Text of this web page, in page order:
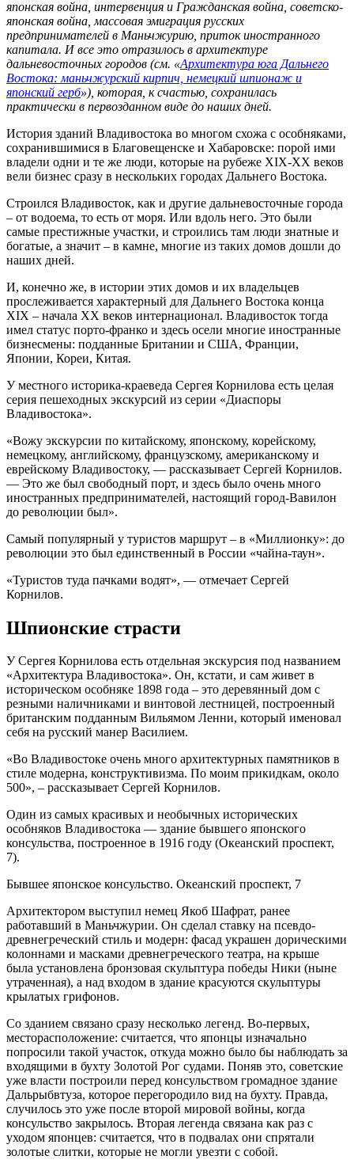
японская война, интервенция и Гражданская война, советско-
японская война, массовая эмиграция русских
предпринимателей в Маньчжурию, приток иностранного
капитала. И все это отразилось в архитектуре
дальневосточных городов (см. «Архитектура юга Дальнего
Востока: маньчжурский кирпич, немецкий шпионаж и
японский герб»), которая, к счастью, сохранилась
практически в первозданном виде до наших дней.
История зданий Владивостока во многом схожа с особняками,
сохранившимися в Благовещенске и Хабаровске: порой ими
владели одни и те же люди, которые на рубеже XIX-XX веков
вели бизнес сразу в нескольких городах Дальнего Востока.
Строился Владивосток, как и другие дальневосточные города
– от водоема, то есть от моря. Или вдоль него. Это были
самые престижные участки, и строились там люди знатные и
богатые, а значит – в камне, многие из таких домов дошли до
наших дней.
И, конечно же, в истории этих домов и их владельцев
прослеживается характерный для Дальнего Востока конца
XIX – начала XX веков интернационал. Владивосток тогда
имел статус порто-франко и здесь осели многие иностранные
бизнесмены: подданные Британии и США, Франции,
Японии, Кореи, Китая.
У местного историка-краеведа Сергея Корнилова есть целая
серия пешеходных экскурсий из серии «Диаспоры
Владивостока».
«Вожу экскурсии по китайскому, японскому, корейскому,
немецкому, английскому, французскому, американскому и
еврейскому Владивостоку, — рассказывает Сергей Корнилов.
— Это же был свободный порт, и здесь было очень много
иностранных предпринимателей, настоящий город-Вавилон
до революции был».
Самый популярный у туристов маршрут – в «Миллионку»: до
революции это был единственный в России «чайна-таун».
«Туристов туда пачками водят», — отмечает Сергей
Корнилов.
Шпионские страсти
У Сергея Корнилова есть отдельная экскурсия под названием
«Архитектура Владивостока». Он, кстати, и сам живет в
историческом особняке 1898 года – это деревянный дом с
резными наличниками и винтовой лестницей, построенный
британским подданным Вильямом Ленни, который именовал
себя на русский манер Василием.
«Во Владивостоке очень много архитектурных памятников в
стиле модерна, конструктивизма. По моим прикидкам, около
500», – рассказывает Сергей Корнилов.
Один из самых красивых и необычных исторических
особняков Владивостока — здание бывшего японского
консульства, построенное в 1916 году (Океанский проспект,
7).
Бывшее японское консульство. Океанский проспект, 7
Архитектором выступил немец Якоб Шафрат, ранее
работавший в Маньчжурии. Он сделал ставку на псевдо-
древнегреческий стиль и модерн: фасад украшен дорическими
колоннами и масками древнегреческого театра, на крыше
была установлена бронзовая скульптура победы Ники (ныне
утраченная), а над входом в здание красуются скульптуры
крылатых грифонов.
Со зданием связано сразу несколько легенд. Во-первых,
месторасположение: считается, что японцы изначально
попросили такой участок, откуда можно было бы наблюдать за
входящими в бухту Золотой Рог судами. Поняв это, советские
уже власти построили перед консульством громадное здание
Дальрыбвтуза, которое перегородило вид на бухту. Правда,
случилось это уже после второй мировой войны, когда
консульство закрылось. Вторая легенда связана как раз с
уходом японцев: считается, что в подвалах они спрятали
золотые слитки, которые не могли увезти с собой.